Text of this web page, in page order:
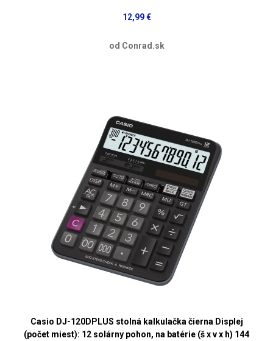
12,99 €
od Conrad.sk
Casio DJ-120DPLUS stolná kalkulačka čierna Displej
(počet miest): 12 solárny pohon, na batérie (š x v x h) 144